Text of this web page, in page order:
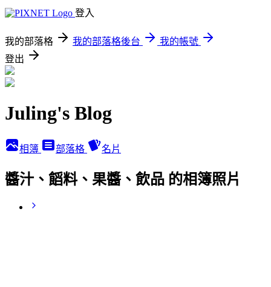
登入
我的部落格 我的部落格後台
我的帳號
登出
Juling's Blog
相簿 部落格 名片
醬汁、饀料、果醬、飲品 的相簿照片